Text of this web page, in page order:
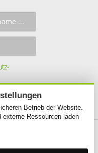
Betrieb der Website.
Ressourcen laden